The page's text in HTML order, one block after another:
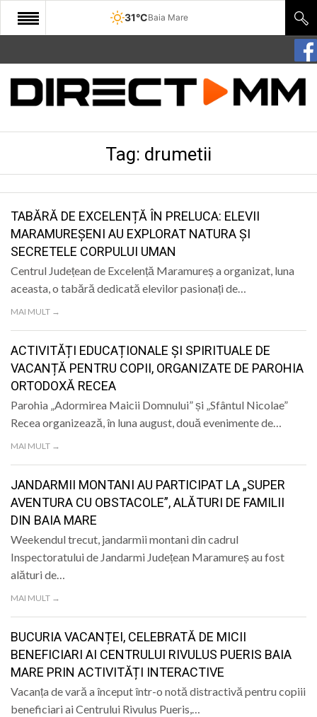
31°CBaia Mare
START
COMUNITATE
SANATATE
SPORT
SPECIAL
POLITIC
Tag: drumetii
TABĂRĂ DE EXCELENȚĂ ÎN PRELUCA: ELEVII
MARAMUREȘENI AU EXPLORAT NATURA ȘI
SECRETELE CORPULUI UMAN
Centrul Județean de Excelență Maramureș a organizat, luna
aceasta, o tabără dedicată elevilor pasionați de…
MAI MULT →
ACTIVITĂȚI EDUCAȚIONALE ȘI SPIRITUALE DE
VACANȚĂ PENTRU COPII, ORGANIZATE DE PAROHIA
ORTODOXĂ RECEA
Parohia „Adormirea Maicii Domnului” și „Sfântul Nicolae”
Recea organizează, în luna august, două evenimente de…
MAI MULT →
JANDARMII MONTANI AU PARTICIPAT LA „SUPER
AVENTURA CU OBSTACOLE”, ALĂTURI DE FAMILII
DIN BAIA MARE
Weekendul trecut, jandarmii montani din cadrul
Inspectoratului de Jandarmi Județean Maramureș au fost
alături de…
MAI MULT →
BUCURIA VACANȚEI, CELEBRATĂ DE MICII
BENEFICIARI AI CENTRULUI RIVULUS PUERIS BAIA
MARE PRIN ACTIVITĂȚI INTERACTIVE
Vacanța de vară a început într-o notă distractivă pentru copiii
beneficiari ai Centrului Rivulus Pueris,…